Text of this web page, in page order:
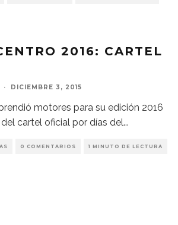
2016: CARTEL
· DICIEMBRE 3, 2015
motores para su edición 2016
cartel oficial por días del...
0 COMENTARIOS 1 MINUTO DE LECTURA